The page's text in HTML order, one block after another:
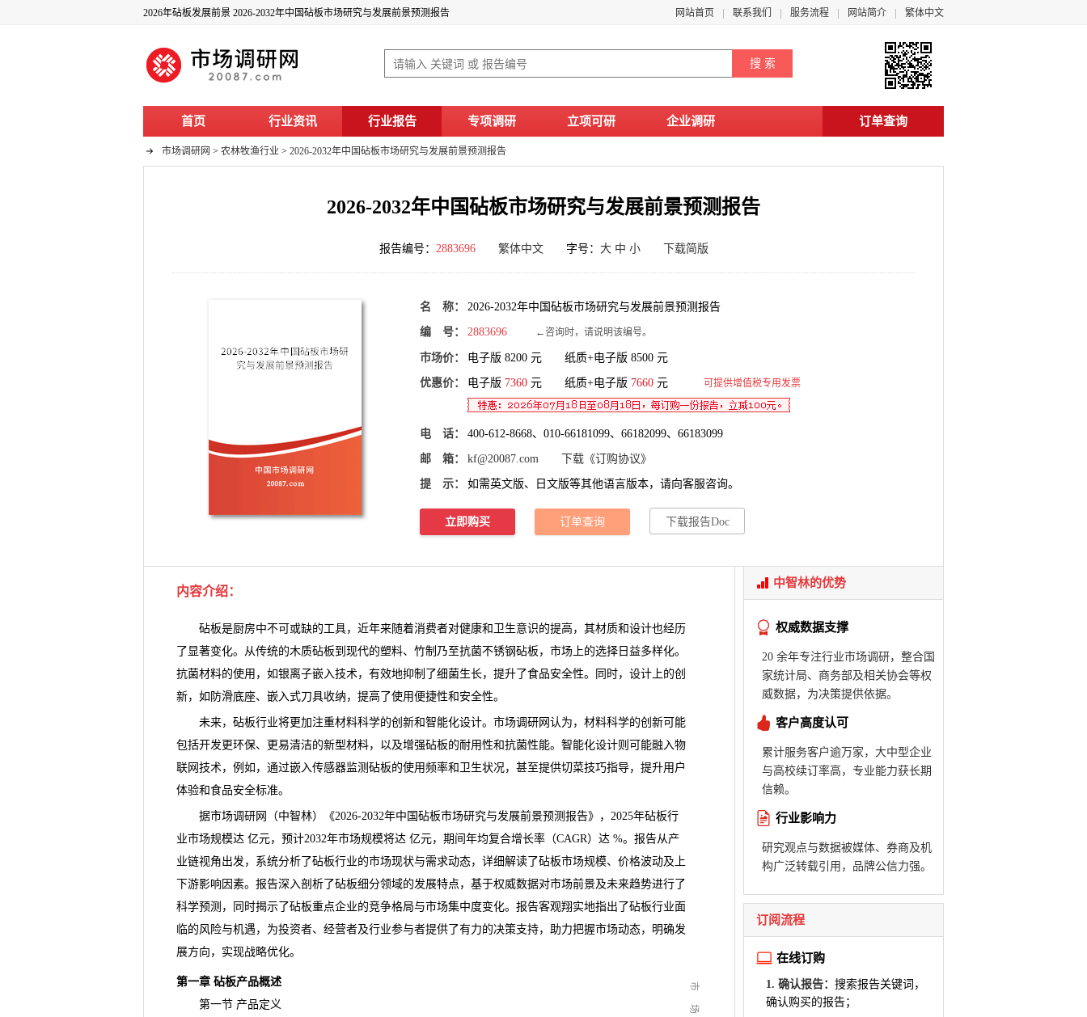
2026年砧板发展前景 2026-2032年中国砧板市场研究与发展前景预测报告 网站首页 联系我们 服务流程 网站简介 繁体中文
首页 行业资讯 行业报告 专项调研 立项可研 企业调研 订单查询
市场调研网 > 农林牧渔行业 > 2026-2032年中国砧板市场研究与发展前景预测报告
2026-2032年中国砧板市场研究与发展前景预测报告
报告编号： 2883696 繁体中文字号： 大 中 小 下载简版
名 称： 2026-2032年中国砧板市场研究与发展前景预测报告
编 号： 2883696 ←咨询时，请说明该编号。
市场价： 电子版 8200 元 纸质+电子版 8500 元
优惠价： 电子版 7360 元 纸质+电子版 7660 元 可提供增值税专用发票
电 话： 400-612-8668、010-66181099、66182099、66183099
邮 箱： kf@20087.com 下载《订购协议》
提 示： 如需英文版、日文版等其他语言版本，请向客服咨询。
立即购买 订单查询 下载报告Doc
内容介绍：
砧板是厨房中不可或缺的工具，近年来随着消费者对健康和卫生意识的提高，其材质和设计也经历
了显著变化。从传统的木质砧板到现代的塑料、竹制乃至抗菌不锈钢砧板 ，市场上的选择日益多样化。
抗菌材料的使用，如银离子嵌入技术，有效地抑制了细菌生长，提升了食品安全性。同时，设计上的创
新，如防滑底座、嵌入式刀具收纳，提高了使用便捷性和安全性。
未来，砧板行业将更加注重材料科学的创新和智能化设计。 市场调研网 认为，材料科学的创新可能
包括开发更环保、更易清洁的新型材料，以及增强砧板的耐用性和抗菌性能。智能化设计则可能融入物
联网技术，例如，通过嵌入传感器监测砧板的使用频率和卫生状况，甚至提供切菜技巧指导，提升用户
体验和食品安全标准。
据市场调研网（中智林）《2026-2032年中国砧板市场研究与发展前景预测报告》，2025年砧板行
业市场规模达 亿元，预计2032年市场规模将达 亿元，期间年均复合增长率（CAGR）达 %。报告从产
业链视角出发，系统分析了砧板行业的市场现状与需求动态，详细解读了砧板市场规模、 价格波动及上
下游影响因素。报告深入剖析了砧板细分领域的发展特点，基于权威数据对市场前景及未来趋势进行了
科学预测，同时揭示了砧板重点企业的竞争格局与市场集中度变化。报告客观翔实地指出了砧板行业面
临的风险与机遇，为投资者、经营者及行业参与者提供了有力的决策支持，助力把握市场动态，明确发
展方向，实现战略优化。
第一章 砧板产品概述 市
第一节 产品定义 场
中智林的优势
权威数据支撑
20 余年专注行业市场调研，整合国
家统计局、商务部及相关协会等权
威数据，为决策提供依据。
客户高度认可
累计服务客户逾万家，大中型企业
与高校续订率高，专业能力获长期
信赖。
行业影响力
研究观点与数据被媒体、券商及机
构广泛转载引用，品牌公信力强。
订阅流程
在线订购
1. 确认报告： 搜索报告关键词，
确认购买的报告；